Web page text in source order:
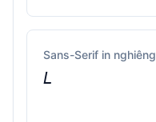
Sans-Serif in nghiêng
𝘓